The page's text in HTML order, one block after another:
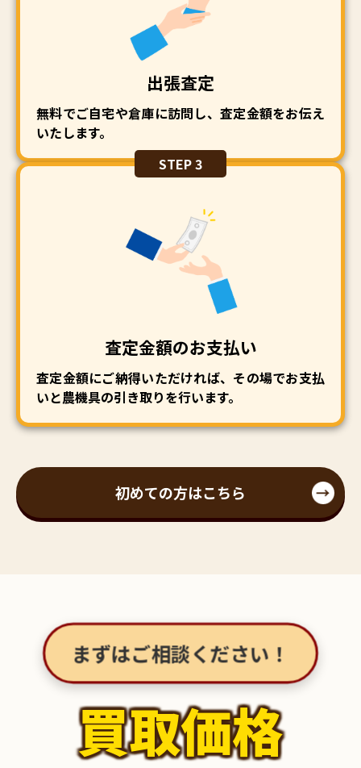
出張査定
無料でご自宅や倉庫に訪問し、査定金額をお伝え
いたします。
STEP 3
査定金額のお支払い
査定金額にご納得いただければ、その場でお支払
いと農機具の引き取りを行います。
初めての方はこちら
まずはご相談ください！
買取価格